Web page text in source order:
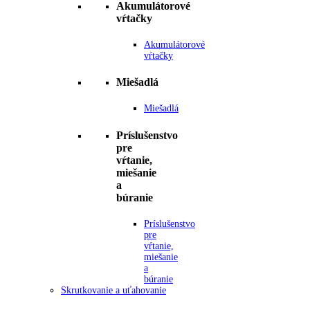
Akumulátorové
vŕtačky
Akumulátorové
vŕtačky
Miešadlá
Miešadlá
Príslušenstvo
pre
vŕtanie,
miešanie
a
búranie
Príslušenstvo
pre
vŕtanie,
miešanie
a
búranie
Skrutkovanie a uťahovanie